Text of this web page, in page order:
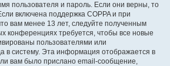
пользователя и пароль. Если они верны, то
включена поддержка COPPA и при
вам менее 13 лет, следуйте полученным
конференциях требуется, чтобы все новые
пользователями или
в систему. Эта информация отображается в
вам было прислано email-сообщение,